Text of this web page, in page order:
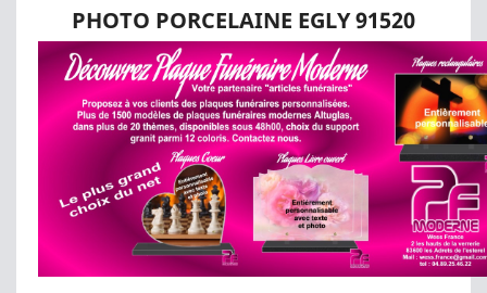
PHOTO PORCELAINE EGLY 91520